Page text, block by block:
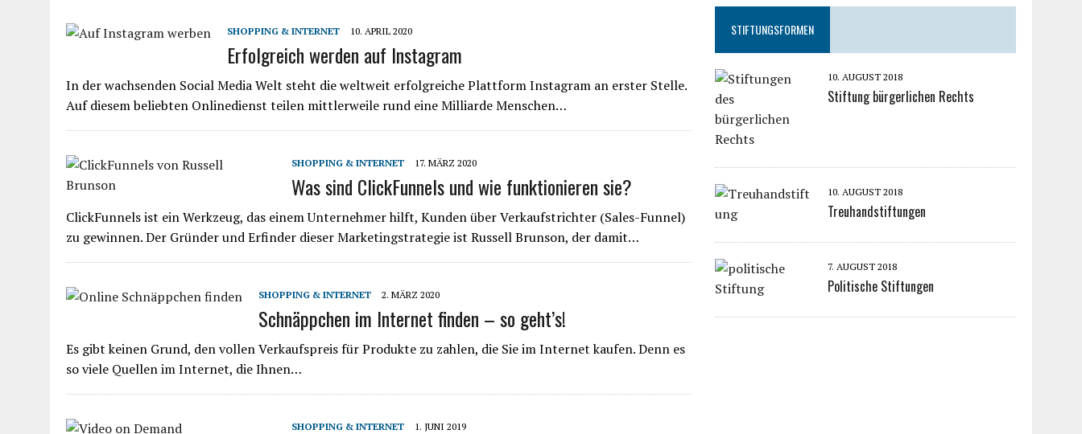
SHOPPING & INTERNET 10. APRIL 2020
Erfolgreich werden auf Instagram
In der wachsenden Social Media Welt steht die weltweit erfolgreiche Plattform Instagram an erster Stelle.
Auf diesem beliebten Onlinedienst teilen mittlerweile rund eine Milliarde Menschen…
SHOPPING & INTERNET 17. MÄRZ 2020
Was sind ClickFunnels und wie funktionieren sie?
ClickFunnels ist ein Werkzeug, das einem Unternehmer hilft, Kunden über Verkaufstrichter (Sales-Funnel)
zu gewinnen. Der Gründer und Erfinder dieser Marketingstrategie ist Russell Brunson, der damit…
SHOPPING & INTERNET 2. MÄRZ 2020
Schnäppchen im Internet finden – so geht’s!
Es gibt keinen Grund, den vollen Verkaufspreis für Produkte zu zahlen, die Sie im Internet kaufen. Denn es
so viele Quellen im Internet, die Ihnen…
SHOPPING & INTERNET 1. JUNI 2019
STIFTUNGSFORMEN
10. AUGUST 2018
Stiftung bürgerlichen Rechts
10. AUGUST 2018
Treuhandstiftungen
7. AUGUST 2018
Politische Stiftungen